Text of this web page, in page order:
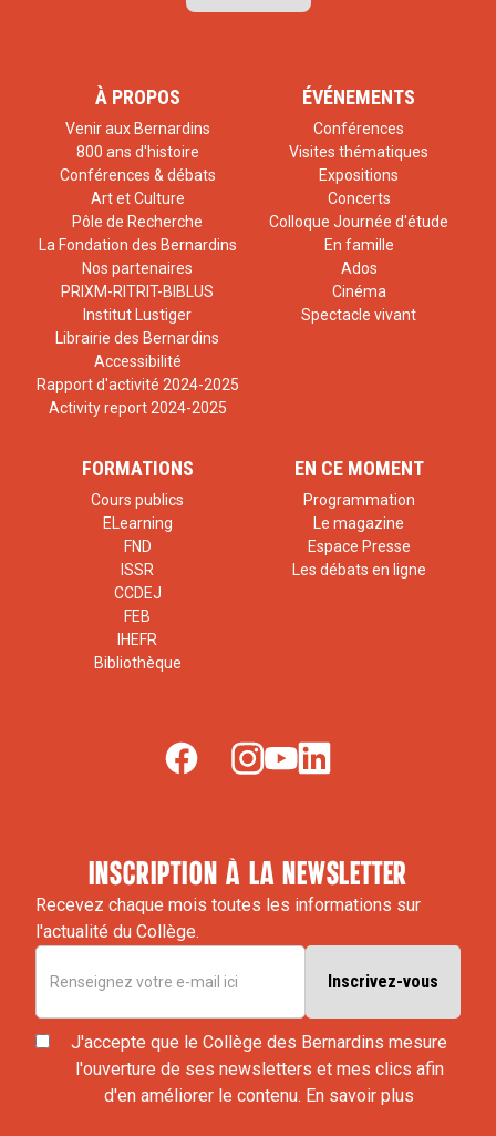
À PROPOS
Venir aux Bernardins
800 ans d'histoire
Conférences & débats
Art et Culture
Pôle de Recherche
La Fondation des Bernardins
Nos partenaires
PRIXM-RITRIT-BIBLUS
Institut Lustiger
Librairie des Bernardins
Accessibilité
Rapport d'activité 2024-2025
Activity report 2024-2025
ÉVÉNEMENTS
Conférences
Visites thématiques
Expositions
Concerts
Colloque Journée d'étude
En famille
Ados
Cinéma
Spectacle vivant
FORMATIONS
Cours publics
ELearning
FND
ISSR
CCDEJ
FEB
IHEFR
Bibliothèque
EN CE MOMENT
Programmation
Le magazine
Espace Presse
Les débats en ligne
inscription à la newsletter
Recevez chaque mois toutes les informations sur
l'actualité du Collège.
J'accepte que le Collège des Bernardins mesure
l'ouverture de ses newsletters et mes clics afin
d'en améliorer le contenu. En savoir plus